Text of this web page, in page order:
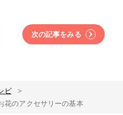
次の記事をみる
ピ ＞
花のアクセサリーの基本